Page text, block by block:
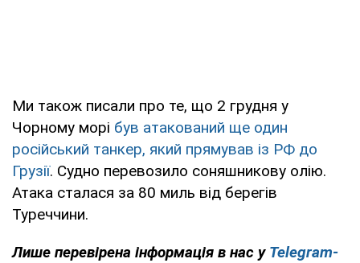
Ми також писали про те, що 2 грудня у
Чорному морі був атакований ще один
російський танкер, який прямував із РФ до
Грузії. Судно перевозило соняшникову олію.
Атака сталася за 80 миль від берегів
Туреччини.
Лише перевірена інформація в нас у Telegram-